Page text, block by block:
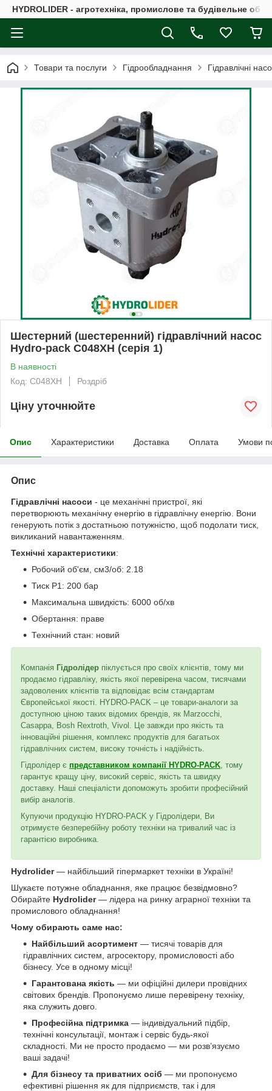
HYDROLIDER - агротехніка, промислове та будівельне
Товари та послуги Гідрообладнання Гідравлічні
Шестерний (шестеренний) гідравлічний насос
Hydro-pack C048XH (серія 1)
В наявності
Код: C048XH
Роздріб
Ціну уточнюйте
Опис Характеристики Доставка Оплата Умови
Опис
Гідравлічні насоси - це механічні пристрої, які
перетворюють механічну енергію в гідравлічну енергію. Вони
генерують потік з достатньою потужністю, щоб подолати тиск,
викликаний навантаженням.
Технічні характеристики:
Робочий об'єм, см3/об: 2.18
Тиск P1: 200 бар
Максимальна швидкість: 6000 об/хв
Обертання: праве
Технічний стан: новий
Компанія Гідролідер піклується про своїх клієнтів, тому ми
продаємо гідравліку, якість якої перевірена часом, тисячами
задоволених клієнтів та відповідає всім стандартам
Європейської якості. HYDRO-PACK – це товари-аналоги за
доступною ціною таких відомих брендів, як Marzocchi,
Casappa, Bosh Rextroth, Vivol. Це завжди про якість та
інноваційні рішення, комплекс продуктів для багатьох
гідравлічних систем, високу точність і надійність.
Гідролідер є представником компанії HYDRO-PACK , тому
гарантує кращу ціну, високий сервіс, якість та швидку
доставку. Наші спеціалісти допоможуть зробити професійний
вибір аналогів.
Купуючи продукцію HYDRO-PACK у Гідролідери, Ви
отримуєте безперебійну роботу техніки на тривалий час із
гарантією виробника.
Hydrolider— найбільший гіпермаркет техніки в Україні!
Шукаєте потужне обладнання, яке працює безвідмовно?
Обирайте Hydrolider— лідера на ринку аграрної техніки та
промислового обладнання!
Чому обирають саме нас:
Найбільший асортимент — тисячі товарів для
гідравлічних систем, агросектору, промисловості або
бізнесу. Усе в одному місці!
Гарантована якість — ми офіційні дилери провідних
світових брендів. Пропонуємо лише перевірену техніку,
яка служить довго.
Професійна підтримка — індивідуальний підбір,
технічні консультації, монтаж і сервіс будь-якої
складності. Ми не просто продаємо — ми розв’язуємо
ваші задачі!
Для бізнесу та приватних осіб — ми пропонуємо
ефективні рішення як для підприємств, так і для